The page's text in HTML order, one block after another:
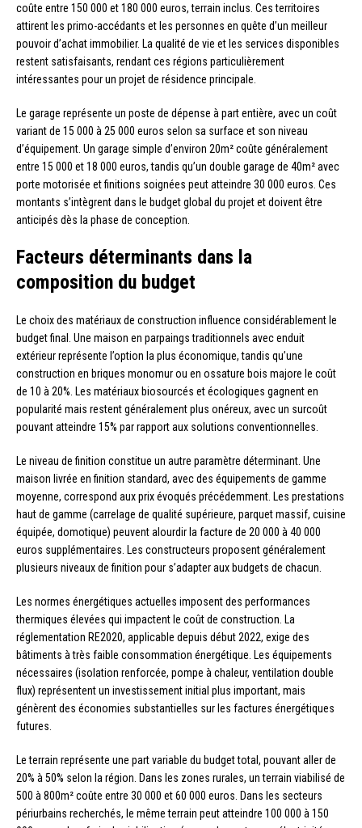
coûte entre 150 000 et 180 000 euros, terrain inclus. Ces territoires
attirent les primo-accédants et les personnes en quête d’un meilleur
pouvoir d’achat immobilier. La qualité de vie et les services disponibles
restent satisfaisants, rendant ces régions particulièrement
intéressantes pour un projet de résidence principale.
Le garage représente un poste de dépense à part entière, avec un coût
variant de 15 000 à 25 000 euros selon sa surface et son niveau
d’équipement. Un garage simple d’environ 20m² coûte généralement
entre 15 000 et 18 000 euros, tandis qu’un double garage de 40m² avec
porte motorisée et finitions soignées peut atteindre 30 000 euros. Ces
montants s’intègrent dans le budget global du projet et doivent être
anticipés dès la phase de conception.
Facteurs déterminants dans la
composition du budget
Le choix des matériaux de construction influence considérablement le
budget final. Une maison en parpaings traditionnels avec enduit
extérieur représente l’option la plus économique, tandis qu’une
construction en briques monomur ou en ossature bois majore le coût
de 10 à 20%. Les matériaux biosourcés et écologiques gagnent en
popularité mais restent généralement plus onéreux, avec un surcoût
pouvant atteindre 15% par rapport aux solutions conventionnelles.
Le niveau de finition constitue un autre paramètre déterminant. Une
maison livrée en finition standard, avec des équipements de gamme
moyenne, correspond aux prix évoqués précédemment. Les prestations
haut de gamme (carrelage de qualité supérieure, parquet massif, cuisine
équipée, domotique) peuvent alourdir la facture de 20 000 à 40 000
euros supplémentaires. Les constructeurs proposent généralement
plusieurs niveaux de finition pour s’adapter aux budgets de chacun.
Les normes énergétiques actuelles imposent des performances
thermiques élevées qui impactent le coût de construction. La
réglementation RE2020, applicable depuis début 2022, exige des
bâtiments à très faible consommation énergétique. Les équipements
nécessaires (isolation renforcée, pompe à chaleur, ventilation double
flux) représentent un investissement initial plus important, mais
génèrent des économies substantielles sur les factures énergétiques
futures.
Le terrain représente une part variable du budget total, pouvant aller de
20% à 50% selon la région. Dans les zones rurales, un terrain viabilisé de
500 à 800m² coûte entre 30 000 et 60 000 euros. Dans les secteurs
périurbains recherchés, le même terrain peut atteindre 100 000 à 150